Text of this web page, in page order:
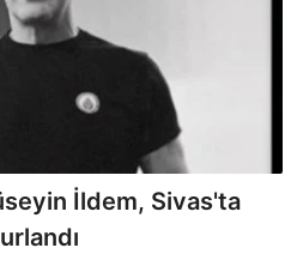
İldem, Sivas'ta